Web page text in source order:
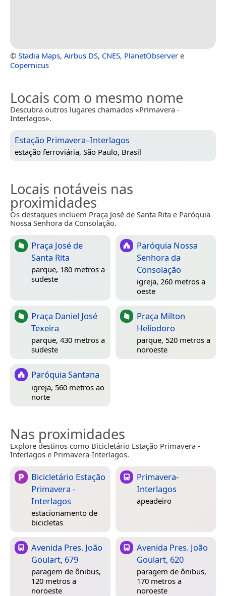
© Stadia Maps, Airbus DS, CNES, PlanetObserver e
Copernicus
Locais com o mesmo nome
Descubra outros lugares chamados «Primavera -
Interlagos».
Estação Primavera–Interlagos
estação ferroviária, São Paulo, Brasil
Locais notáveis nas
proximidades
Os destaques incluem Praça José de Santa Rita e Paróquia
Nossa Senhora da Consolação.
Praça José de
Santa Rita
parque, 180 metros a
sudeste
Paróquia Nossa
Senhora da
Consolação
igreja, 260 metros a
oeste
Praça Daniel José
Texeira
parque, 430 metros a
sudeste
Praça Milton
Heliodoro
parque, 520 metros a
noroeste
Paróquia Santana
igreja, 560 metros ao
norte
Nas proximidades
Explore destinos como Bicicletário Estação Primavera -
Interlagos e Primavera-Interlagos.
Bicicletário Estação
Primavera -
Interlagos
estacionamento de
bicicletas
Primavera-
Interlagos
apeadeiro
Avenida Pres. João
Goulart, 679
paragem de ônibus,
120 metros a
noroeste
Avenida Pres. João
Goulart, 620
paragem de ônibus,
170 metros a
noroeste